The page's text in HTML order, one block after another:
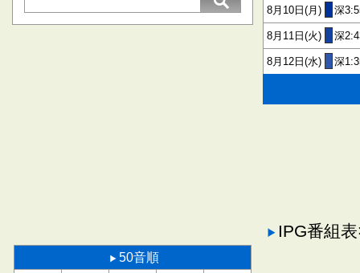
50音順
8月10日(月) 深
8月11日(火) 深
8月12日(水) 深
IPG番組